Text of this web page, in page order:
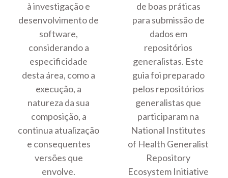
à investigação e
desenvolvimento de
software,
considerando a
especificidade
desta área, como a
execução, a
natureza da sua
composição, a
continua atualização
e consequentes
versões que
envolve.
de boas práticas
para submissão de
dados em
repositórios
generalistas. Este
guia foi preparado
pelos repositórios
generalistas que
participaram na
National Institutes
of Health Generalist
Repository
Ecosystem Initiative